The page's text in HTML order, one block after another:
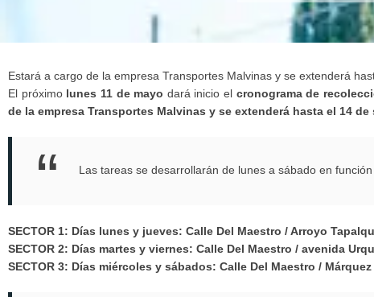
Estará a cargo de la empresa Transportes Malvinas y se extenderá
El próximolunes 11 de mayo dará inicio el cronograma de
de la empresa Transportes Malvinas y se extenderá hasta el 14 de
Las tareas se desarrollarán de lunes a sábado en
SECTOR 1: Días lunes y jueves: Calle Del Maestro / Arroyo
SECTOR 2: Días martes y viernes: Calle Del Maestro / avenida
SECTOR 3: Días miércoles y sábados: Calle Del Maestro /